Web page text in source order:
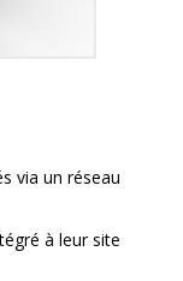
via un réseau
à leur site